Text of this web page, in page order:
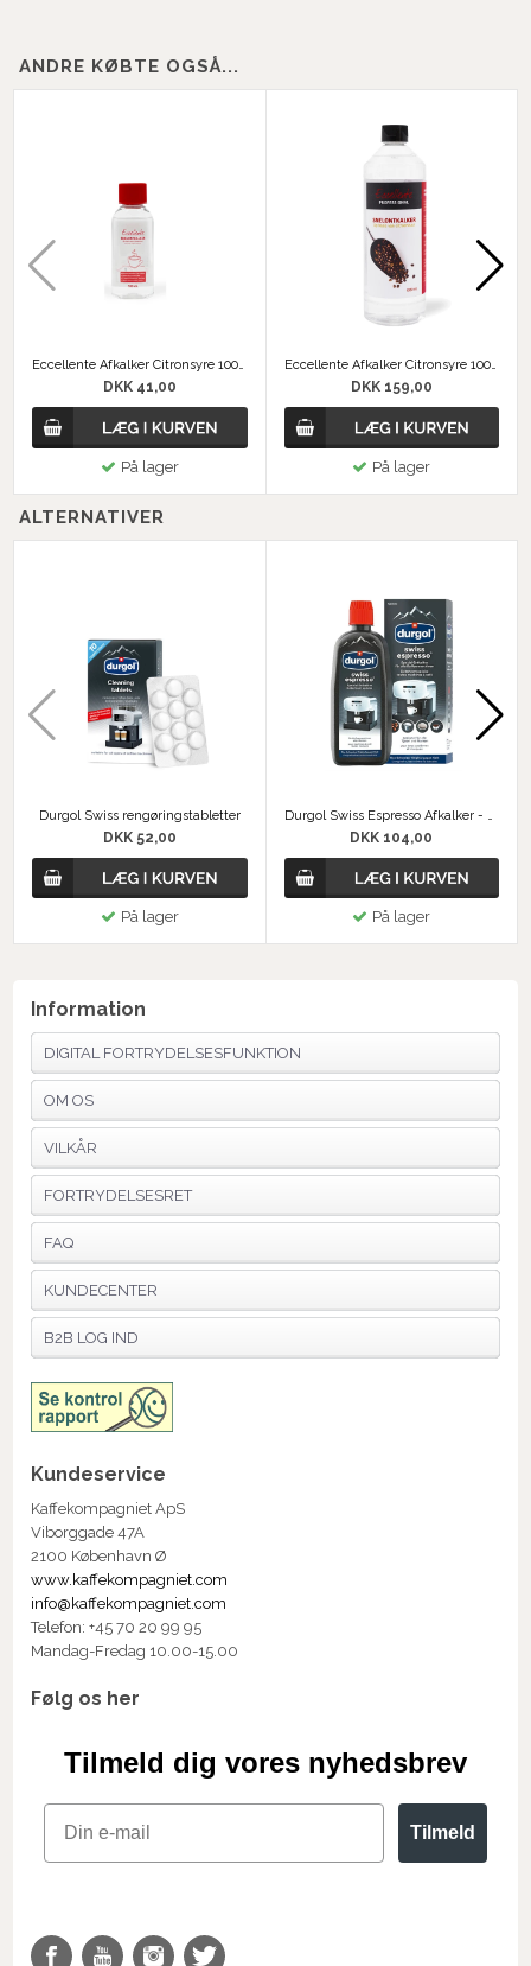
ANDRE KØBTE OGSÅ...
Eccellente Afkalker Citronsyre 100 ml
DKK 41,00
På lager
Eccellente Afkalker Citronsyre 1000 ml
DKK 159,00
På lager
ALTERNATIVER
Durgol Swiss rengøringstabletter
DKK 52,00
På lager
DKK 104,00
På lager
Information
DIGITAL FORTRYDELSESFUNKTION
OM OS
VILKÅR
FORTRYDELSESRET
FAQ
KUNDECENTER
B2B LOG IND
Kundeservice
Kaffekompagniet ApS
Viborggade 47A
2100 København Ø
www.kaffekompagniet.com
info@kaffekompagniet.com
Telefon: +45 70 20 99 95
Mandag-Fredag 10.00-15.00
Følg os her
Tilmeld dig vores nyhedsbrev
Email
Tilmeld